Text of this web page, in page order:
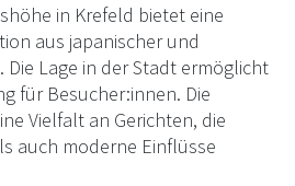
in Krefeld bietet eine
aus japanischer und
Die Lage in der Stadt ermöglicht
für Besucher:innen. Die
Vielfalt an Gerichten, die
auch moderne Einflüsse